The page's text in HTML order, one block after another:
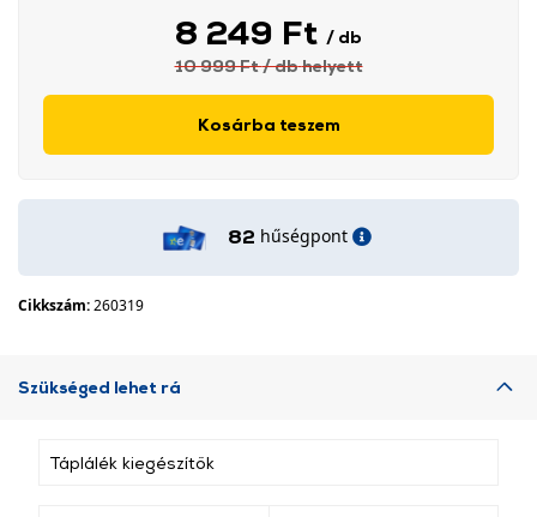
8 249 Ft / db
10 999 Ft/ dbhelyett
Kosárba teszem
82 hűségpont
Cikkszám:260319
Szükséged lehet rá
Táplálék kiegészítők